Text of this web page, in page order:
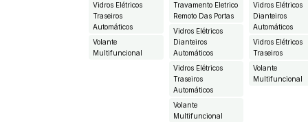
Vidros Elétricos
Traseiros
Automáticos
Volante
Multifuncional
Travamento Eletrico
Remoto Das Portas
Vidros Elétricos
Dianteiros
Automáticos
Vidros Elétricos
Traseiros
Automáticos
Volante
Multifuncional
Vidros Elétricos
Dianteiros
Automáticos
Vidros Elétricos
Traseiros
Volante
Multifuncional